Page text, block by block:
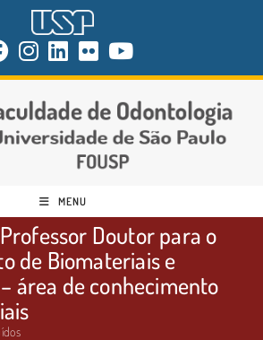
MENU
Doutor para o
de Biomateriais e
área de conhecimento